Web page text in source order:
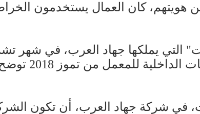
كان العمال يستخدمون
التي يملكها جهاد العرب، في شهر
في شركة جهاد العرب، أن تكون